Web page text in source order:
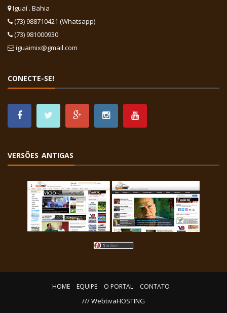
Iguaí . Bahia
(73) 988710421 (Whatsapp)
(73) 981000930
iguaimix@gmail.com
CONECTE-SE!
VERSÕES ANTIGAS
HOME EQUIPE O PORTAL CONTATO
/// WebtivaHOSTING